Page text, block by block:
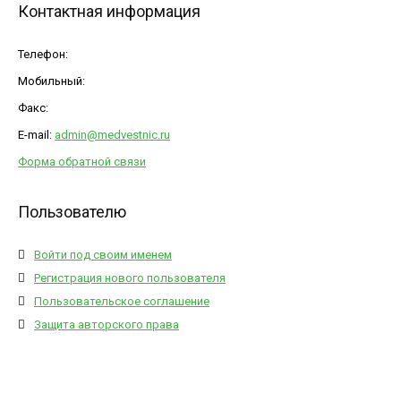
Контактная информация
Телефон:
Мобильный:
Факс:
E-mail: admin@medvestnic.ru
Форма обратной связи
Пользователю
Войти под своим именем
Регистрация нового пользователя
Пользовательское соглашение
Защита авторского права